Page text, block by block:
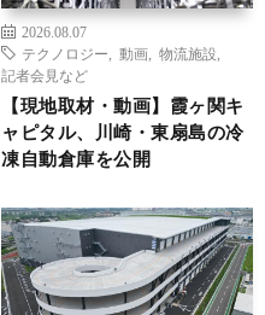
2026.08.07
テクノロジー
動画 物流施設
記者会見など
【現地取材・動画】霞ヶ関キ
ャピタル、川崎・東扇島の冷
凍自動倉庫を公開